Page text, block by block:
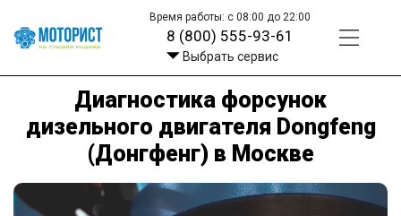
Время работы: с 08:00 до 22:00
8 (800) 555-93-61
Выбрать сервис
Диагностика форсунок
дизельного двигателя Dongfeng
(Донгфенг) в Москве